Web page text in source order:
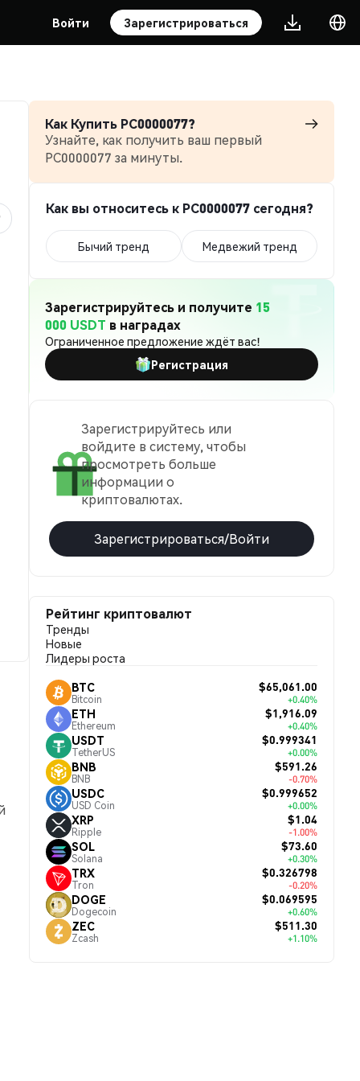
Войти Зарегистрироваться
Как Купить PC0000077?
Узнайте, как получить ваш первый
PC0000077 за минуты.
Как вы относитесь к PC0000077 сегодня?
Бычий тренд Медвежий тренд
Зарегистрируйтесь и получите 15
000 USDT в наградах
Ограниченное предложение ждёт вас!
Регистрация
Зарегистрируйтесь или
войдите в систему, чтобы
просмотреть больше
информации о
криптовалютах.
Зарегистрироваться/Войти
Рейтинг криптовалют
Тренды
Новые
Лидеры роста
BTC
Bitcoin
$65,061.00
+0.40%
ETH
Ethereum
$1,916.09
+0.40%
USDT
TetherUS
$0.999341
+0.00%
BNB
BNB
$591.26
-0.70%
USDC
USD Coin
$0.999652
+0.00%
XRP
Ripple
$1.04
-1.00%
SOL
Solana
$73.60
+0.30%
TRX
Tron
$0.326798
-0.20%
DOGE
Dogecoin
$0.069595
+0.60%
ZEC
Zcash
$511.30
+1.10%